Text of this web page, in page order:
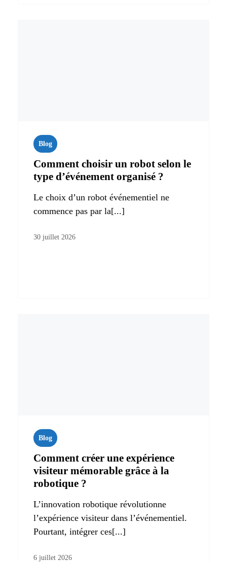
Blog
Comment choisir un robot selon le
type d’événement organisé ?
Le choix d’un robot événementiel ne
commence pas par la[...]
30 juillet 2026
Blog
Comment créer une expérience
visiteur mémorable grâce à la
robotique ?
L’innovation robotique révolutionne
l’expérience visiteur dans l’événementiel.
Pourtant, intégrer ces[...]
6 juillet 2026